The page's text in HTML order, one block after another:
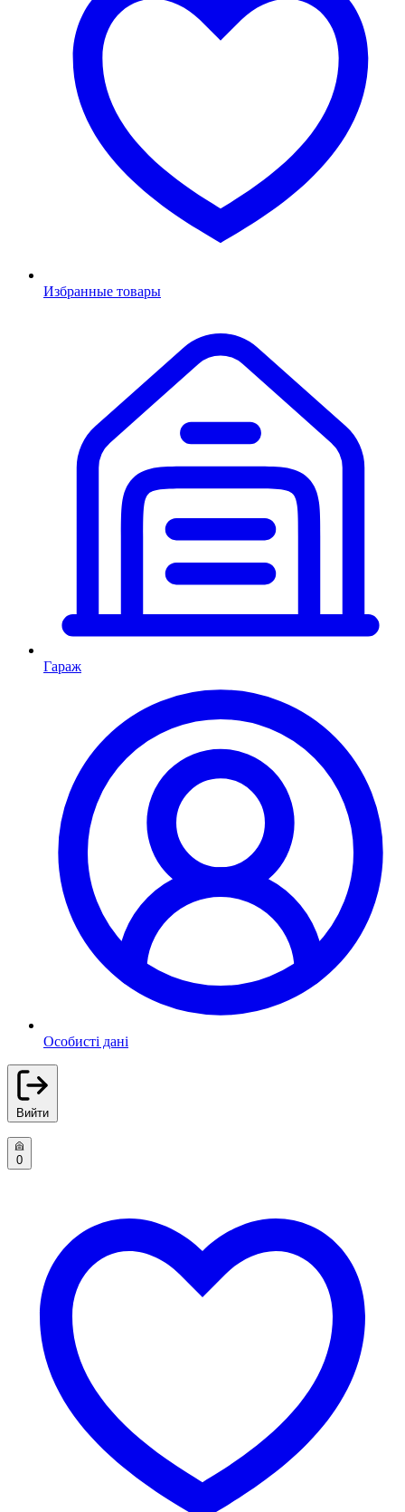
Избранные товары
Гараж
Особисті дані
Вийти
0